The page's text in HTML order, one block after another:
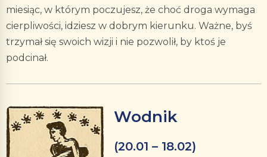
miesiąc, w którym poczujesz, że choć droga wymaga
cierpliwości, idziesz w dobrym kierunku. Ważne, byś
trzymał się swoich wizji i nie pozwolił, by ktoś je
podcinał.
Wodnik
(20.01 – 18.02)